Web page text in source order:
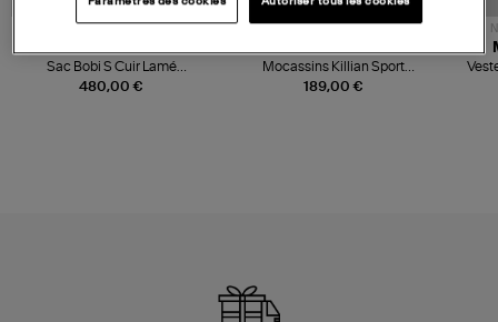
480,00 €
Sac Bobi S Cuir Lamé
Champagne
189,00 €
Mocassins Killian Sport
Mousse